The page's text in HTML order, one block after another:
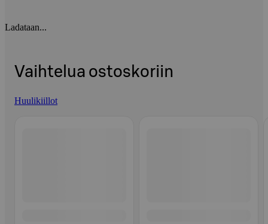
Ladataan...
Vaihtelua ostoskoriin
Huulikiillot